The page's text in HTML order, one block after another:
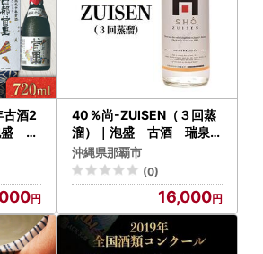
酒2
盛 瑞
40％尚-ZUISEN（３回蒸
溜）｜泡盛 古酒 瑞泉
人気 酒
沖縄県那覇市
(0)
16,000